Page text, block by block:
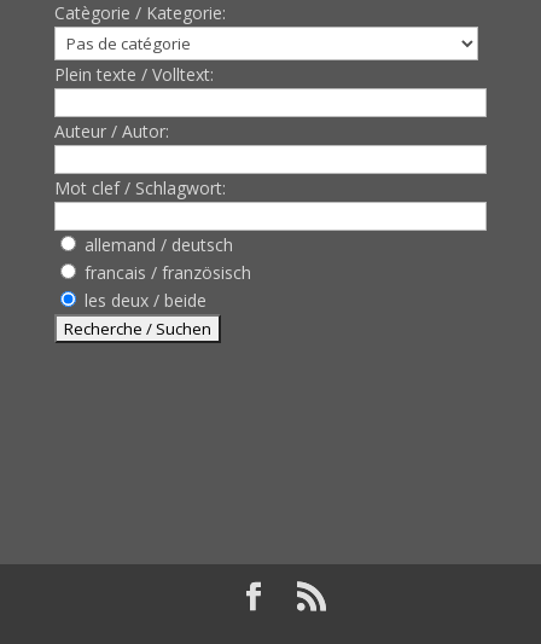
Catègorie / Kategorie:
Plein texte / Volltext:
Auteur / Autor:
Mot clef / Schlagwort:
allemand / deutsch
francais / französisch
les deux / beide